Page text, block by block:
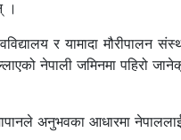
।
र यामादा मौरीपालन
नेपाली जमिनमा पहिरो
अनुभवका आधारमा